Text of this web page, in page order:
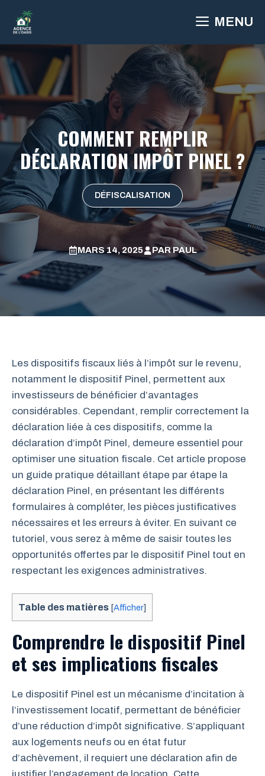
MENU
COMMENT REMPLIR
DÉCLARATION IMPÔT PINEL ?
DÉFISCALISATION
MARS 14, 2025 PARPAUL
Les dispositifs fiscaux liés à l’impôt sur le revenu,
notamment le dispositif Pinel, permettent aux
investisseurs de bénéficier d’avantages
considérables. Cependant, remplir correctement la
déclaration liée à ces dispositifs, comme la
déclaration d’impôt Pinel, demeure essentiel pour
optimiser une situation fiscale. Cet article propose
un guide pratique détaillant étape par étape la
déclaration Pinel, en présentant les différents
formulaires à compléter, les pièces justificatives
nécessaires et les erreurs à éviter. En suivant ce
tutoriel, vous serez à même de saisir toutes les
opportunités offertes par le dispositif Pinel tout en
respectant les exigences administratives.
Table des matières [Afficher]
Comprendre le dispositif Pinel
et ses implications fiscales
Le dispositif Pinel est un mécanisme d’incitation à
l’investissement locatif, permettant de bénéficier
d’une réduction d’impôt significative. S’appliquant
aux logements neufs ou en état futur
d’achèvement, il requiert une déclaration afin de